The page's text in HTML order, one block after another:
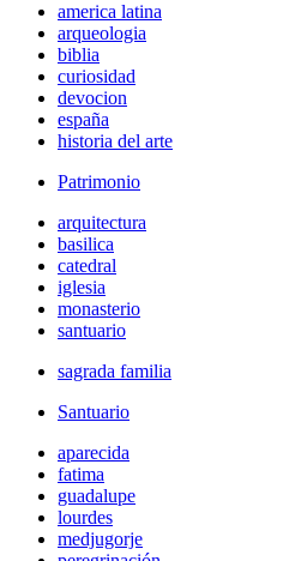
america latina
arqueologia
biblia
curiosidad
devocion
españa
historia del arte
Patrimonio
arquitectura
basilica
catedral
iglesia
monasterio
santuario
sagrada familia
Santuario
aparecida
fatima
guadalupe
lourdes
medjugorje